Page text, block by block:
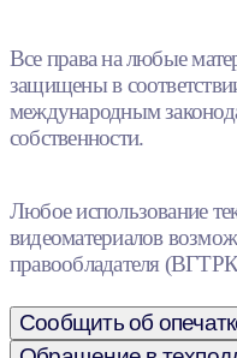
Все права на любые
защищены в
международным
собственности.
Любое использование
видеоматериалов
правообладателя
Сообщить об